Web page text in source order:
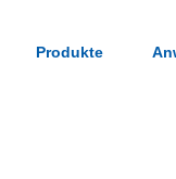
Produkte